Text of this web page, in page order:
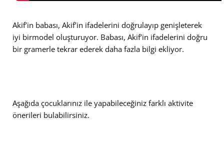
Akif’in babası, Akif’in ifadelerini doğrulayıp genişleterek
iyi birmodel oluşturuyor. Babası, Akif’in ifadelerini doğru
bir gramerle tekrar ederek daha fazla bilgi ekliyor.
Aşağıda çocuklarınız ile yapabileceğiniz farklı aktivite
önerileri bulabilirsiniz.